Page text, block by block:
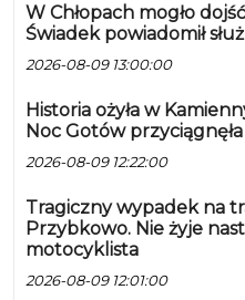
W Chłopach mogło
Świadek powiadomił
2026-08-09 13:00:00
Historia ożyła w
Noc Gotów
2026-08-09 12:22:00
Tragiczny wypadek na
Przybkowo. Nie żyje
motocyklista
2026-08-09 12:01:00